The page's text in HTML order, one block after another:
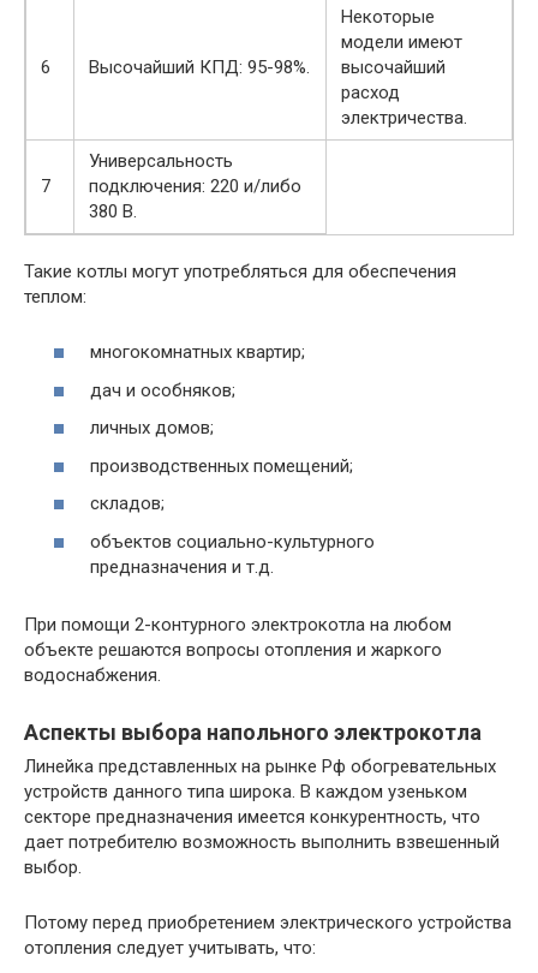
6 Высочайший КПД: 95-98%.
Некоторые
модели имеют
высочайший
расход
электричества.
7
Универсальность
подключения: 220 и/либо
380 В.
Такие котлы могут употребляться для обеспечения
теплом:
многокомнатных квартир;
дач и особняков;
личных домов;
производственных помещений;
складов;
объектов социально-культурного
предназначения и т.д.
При помощи 2-контурного электрокотла на любом
объекте решаются вопросы отопления и жаркого
водоснабжения.
Аспекты выбора напольного электрокотла
Линейка представленных на рынке Рф обогревательных
устройств данного типа широка. В каждом узеньком
секторе предназначения имеется конкурентность, что
дает потребителю возможность выполнить взвешенный
выбор.
Потому перед приобретением электрического устройства
отопления следует учитывать, что: